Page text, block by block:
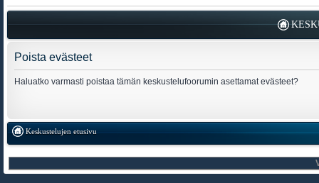
Poista evästeet
Haluatko varmasti poistaa tämän keskustelufoorumin asettamat evästeet?
Keskustelujen etusivu